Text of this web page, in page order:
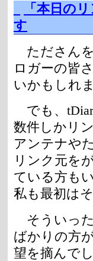
「本日の
す
たださん
ロガーの皆
いかもしれ
でも、
数件しかリ
アンテナや
リンク元を
ている方も
私も最初は
そういっ
ばかりの方
望を摘んで